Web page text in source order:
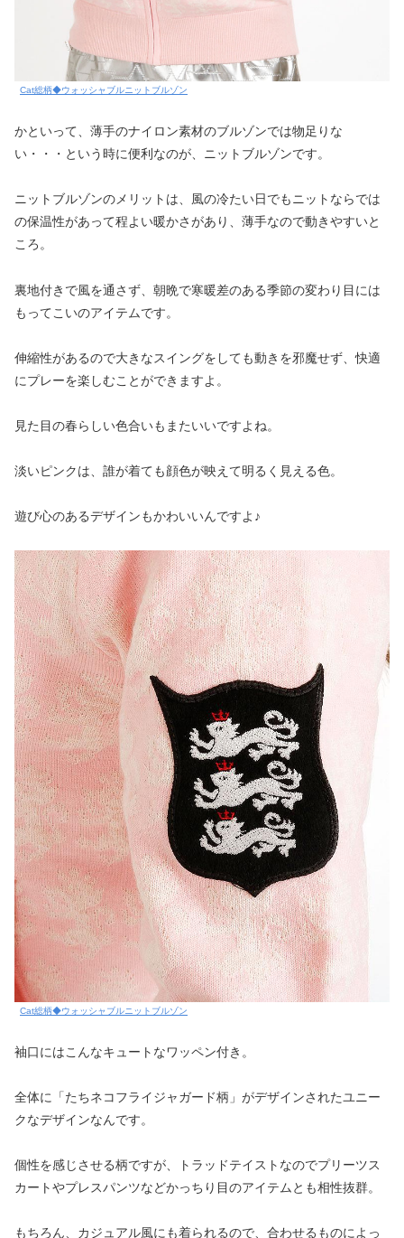
Cat総柄◆ウォッシャブルニットブルゾン
かといって、薄手のナイロン素材のブルゾンでは物足りな
い・・・という時に便利なのが、ニットブルゾンです。
ニットブルゾンのメリットは、風の冷たい日でもニットならでは
の保温性があって程よい暖かさがあり、薄手なので動きやすいと
ころ。
裏地付きで風を通さず、朝晩で寒暖差のある季節の変わり目には
もってこいのアイテムです。
伸縮性があるので大きなスイングをしても動きを邪魔せず、快適
にプレーを楽しむことができますよ。
見た目の春らしい色合いもまたいいですよね。
淡いピンクは、誰が着ても顔色が映えて明るく見える色。
遊び心のあるデザインもかわいいんですよ♪
Cat総柄◆ウォッシャブルニットブルゾン
袖口にはこんなキュートなワッペン付き。
全体に「たちネコフライジャガード柄」がデザインされたユニー
クなデザインなんです。
個性を感じさせる柄ですが、トラッドテイストなのでプリーツス
カートやプレスパンツなどかっちり目のアイテムとも相性抜群。
もちろん、カジュアル風にも着られるので、合わせるものによっ